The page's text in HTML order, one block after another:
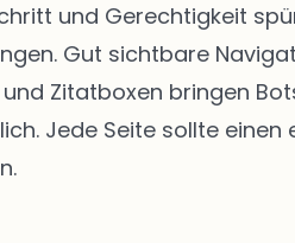
und Gerechtigkeit
Gut sichtbare
Zitatboxen bringen
Jede Seite sollte